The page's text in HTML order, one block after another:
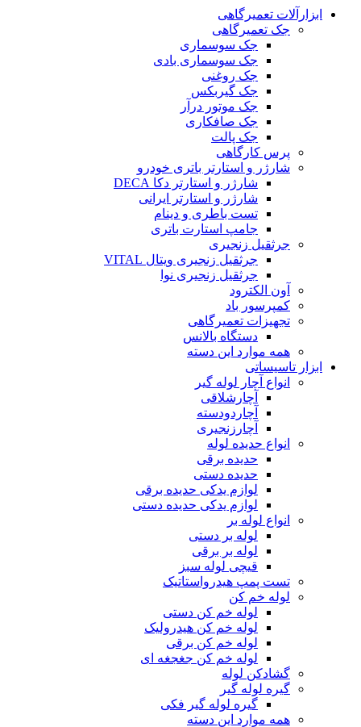
ابزارآلات تعمیرگاهی
جک تعمیرگاهی
جک سوسماری
جک سوسماری بادی
جک روغنی
جک گیربکس
جک موتور درآر
جک صافکاری
جک پالت
پرس کارگاهی
شارژر و استارتر باتری خودرو
شارژر و استارتر دکا DECA
شارژر و استارتر ایرانی
تست باطری و دینام
جامپ استارت باتری
جرثقیل زنجیری
جرثقیل زنجیری ویتال VITAL
جرثقیل زنجیری نوا
آون الکترود
کمپرسور باد
تجهیزات تعمیرگاهی
دستگاه بالانس
همه موارد این دسته
ابزار تاسیساتی
انواع آچار لوله گیر
آچارشلاقی
آچاردودسته
آچارزنجیری
انواع حدیده لوله
حدیده برقی
حدیده دستی
لوازم یدکی حدیده برقی
لوازم یدکی حدیده دستی
انواع لوله بر
لوله بر دستی
لوله بر برقی
قیچی لوله سبز
تست پمپ هیدرواستاتیک
لوله خم کن
لوله خم کن دستی
لوله خم کن هیدرولیک
لوله خم کن برقی
لوله خم کن جغجغه ای
گشادکن لوله
گیره لوله گیر
گیره لوله گیر فکی
همه موارد این دسته